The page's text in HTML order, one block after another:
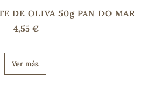
DE OLIVA 50g PAN DO MAR
4,55 €
Ver más